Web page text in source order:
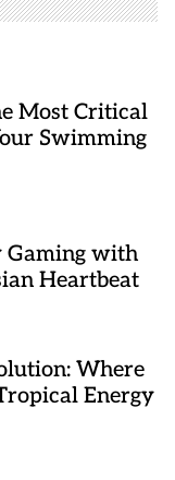
Most Critical
Swimming
Gaming with
Heartbeat
Where
Energy